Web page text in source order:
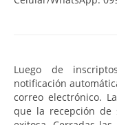
Luego de
notificación
correo electrónico.
que la recepción